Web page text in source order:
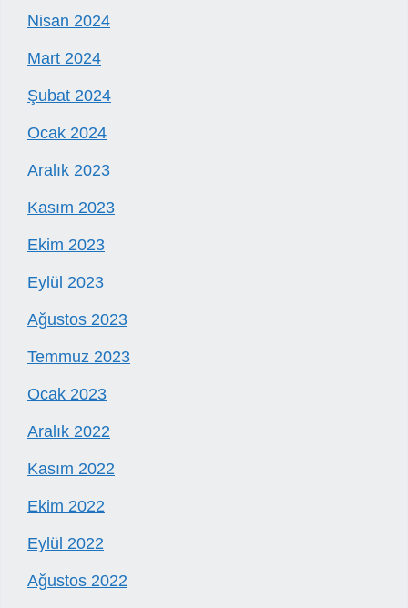
Nisan 2024
Mart 2024
Şubat 2024
Ocak 2024
Aralık 2023
Kasım 2023
Ekim 2023
Eylül 2023
Ağustos 2023
Temmuz 2023
Ocak 2023
Aralık 2022
Kasım 2022
Ekim 2022
Eylül 2022
Ağustos 2022